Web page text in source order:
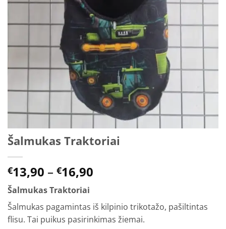
Šalmukas Traktoriai
€13,90 – €16,90
through
€16,90
Šalmukas Traktoriai
Šalmukas pagamintas iš kilpinio trikotažo, pašiltintas
flisu. Tai puikus pasirinkimas žiemai.